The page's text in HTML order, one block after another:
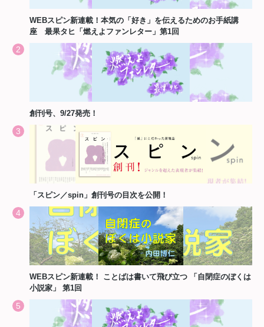
WEBスピン新連載！本気の「好き」を伝えるためのお手紙講
座 最果タヒ「燃えよファンレター」第1回
創刊号、9/27発売！
「スピン／spin」創刊号の目次を公開！
WEBスピン新連載！ ことばは書いて飛び立つ 「自閉症のぼくは
小説家」 第1回